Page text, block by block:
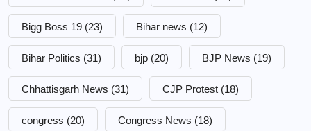
Bigg Boss 19 (23) Bihar news (12)
Bihar Politics (31) bjp (20) BJP News (19)
Chhattisgarh News (31) CJP Protest (18)
congress (20) Congress News (18)